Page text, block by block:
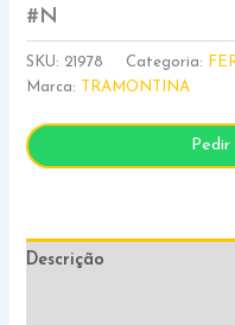
#N
SKU: 21978 Categoria:
Marca:
TRAMONTINA
Descrição